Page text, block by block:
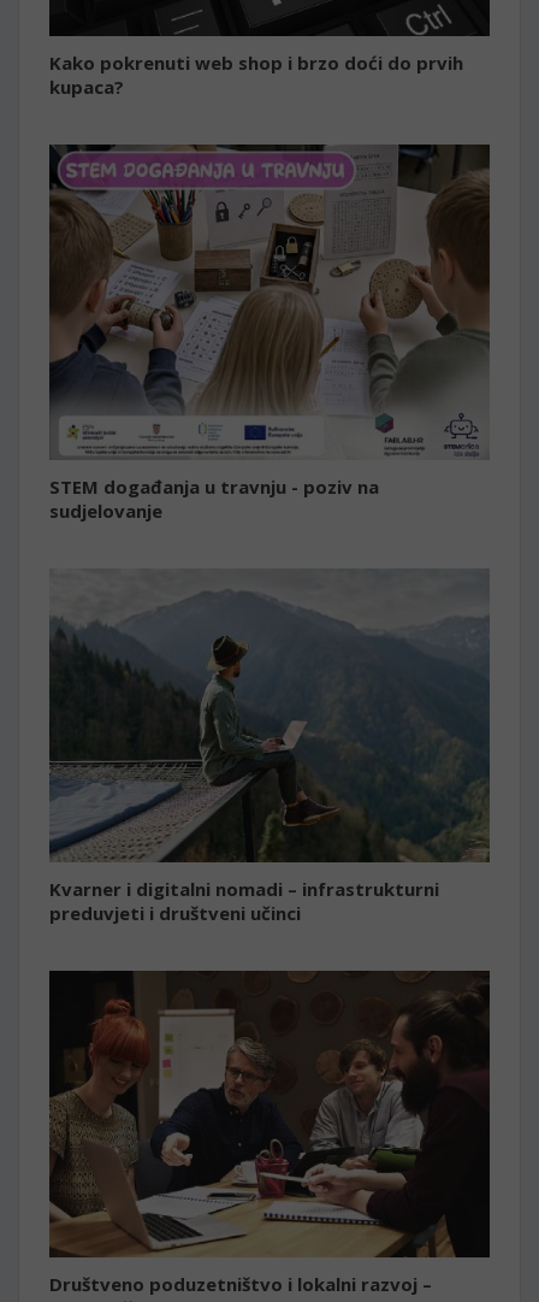
Kako pokrenuti web shop i brzo doći do prvih
kupaca?
STEM događanja u travnju - poziv na
sudjelovanje
Kvarner i digitalni nomadi – infrastrukturni
preduvjeti i društveni učinci
Društveno poduzetništvo i lokalni razvoj –